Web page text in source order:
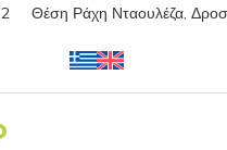
Θέση Ράχη Νταουλέζα,